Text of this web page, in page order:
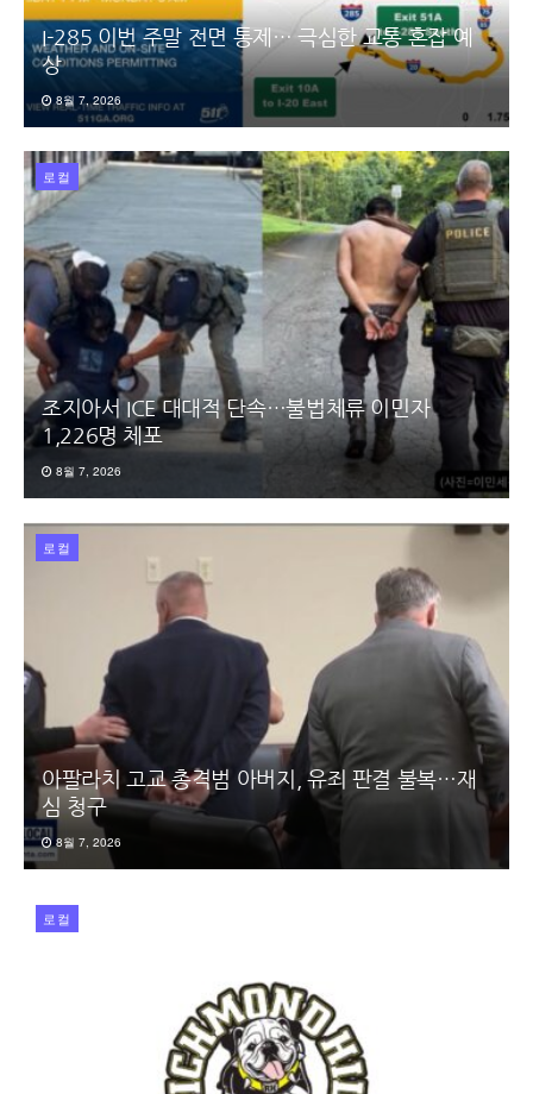
I-285 이번 주말 전면 통제… 극심한 교통 혼잡 예
상
8월 7, 2026
로컬
조지아서 ICE 대대적 단속…불법체류 이민자
1,226명 체포
8월 7, 2026
로컬
아팔라치 고교 총격범 아버지, 유죄 판결 불복…재
심 청구
8월 7, 2026
로컬